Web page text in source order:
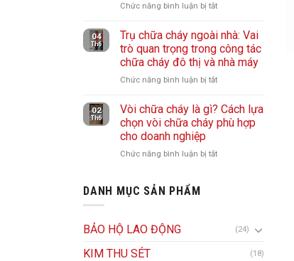
trong
mọi
gia
gì?
Giải
pháp
cháy
pin
Lithium
Chức năng bình luận bị tắt
chữa
cháy
tự
trần
–
thường
04
Th6
Trụ chữa cháy ngoài nhà: Vai
trò quan trọng trong công tác
chữa cháy đô thị và nhà máy
Chức năng bình luận bị tắt
chữa
cháy
02
Th6
Vòi chữa cháy là gì? Cách lựa
chọn vòi chữa cháy phù hợp
cho doanh nghiệp
Chức năng bình luận bị tắt
DANH MỤC SẢN PHẨM
BẢO HỘ LAO ĐỘNG (24)
KIM THU SÉT (18)